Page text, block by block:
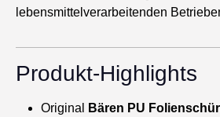
lebensmittelverarbeitenden
Produkt-Highlights
Original
Bären PU